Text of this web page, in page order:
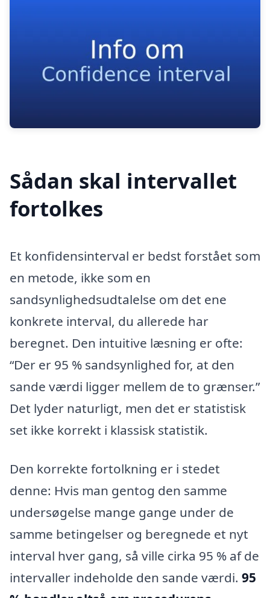
Sådan skal intervallet
fortolkes
Et konfidensinterval er bedst forstået som
en metode, ikke som en
sandsynlighedsudtalelse om det ene
konkrete interval, du allerede har
beregnet. Den intuitive læsning er ofte:
“Der er 95 % sandsynlighed for, at den
sande værdi ligger mellem de to grænser.”
Det lyder naturligt, men det er statistisk
set ikke korrekt i klassisk statistik.
Den korrekte fortolkning er i stedet
denne: Hvis man gentog den samme
undersøgelse mange gange under de
samme betingelser og beregnede et nyt
interval hver gang, så ville cirka 95 % af de
intervaller indeholde den sande værdi. 95